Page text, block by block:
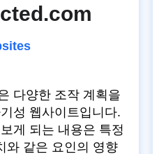
다양한 조작 계획을
성 웹사이트입니다.
게 되는 내용은 특정
와 같은 요인의 영향